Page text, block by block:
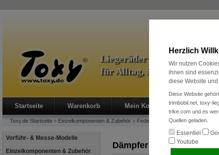
Liegeräder & Zubehör
für Alltag, Sport und
Startseite Warenkorb Mein Konto Neukunde?
Toxy.de Startseite » Einzelkomponenten & Zubehör » Federungssysteme»Dämpfer
Vorführ- & Messe-Modelle
Einzelkomponenten & Zubehör
Dämpfer
Herzlich
Wir nutzen
ihnen sind
diese Website
Diese Website
trimbobil.net, toxy-
trike.com und es
Quellen geladen.
Essentiel
Youtube